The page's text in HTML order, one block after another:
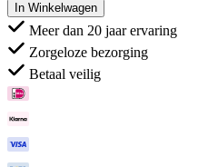
In Winkelwagen
Meer dan 20 jaar ervaring
Zorgeloze bezorging
Betaal veilig